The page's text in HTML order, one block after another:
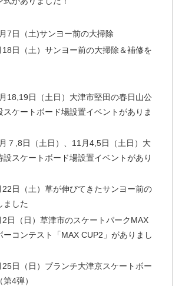
7日（土)サンヨー前の大掃除
日（土）サンヨー前の大掃除＆補修を
18,19日（土日）大津市堅田の春日山公
スケートボード場設置イベントがありま
７,8日（土日）、11月4,5日（土日）大
設スケートボード場設置イベントがあり
22日（土）草が伸びてきたサンヨー前の
ました
日（日）草津市のスケートパークMAX
ーコンテスト「MAX CUP2」がありまし
日（日）ブランチ大津京スケートボー
4弾）